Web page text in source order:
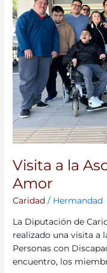
Visita a la
Amor
Caridad / Hermandad
La Diputación de
realizado una visita a
Personas con
encuentro, los
Asociación
Niños
con
Amor